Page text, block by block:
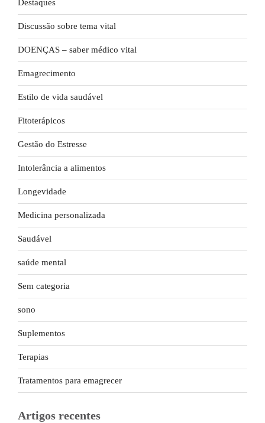
Destaques
Discussão sobre tema vital
DOENÇAS – saber médico vital
Emagrecimento
Estilo de vida saudável
Fitoterápicos
Gestão do Estresse
Intolerância a alimentos
Longevidade
Medicina personalizada
Saudável
saúde mental
Sem categoria
sono
Suplementos
Terapias
Tratamentos para emagrecer
Artigos recentes